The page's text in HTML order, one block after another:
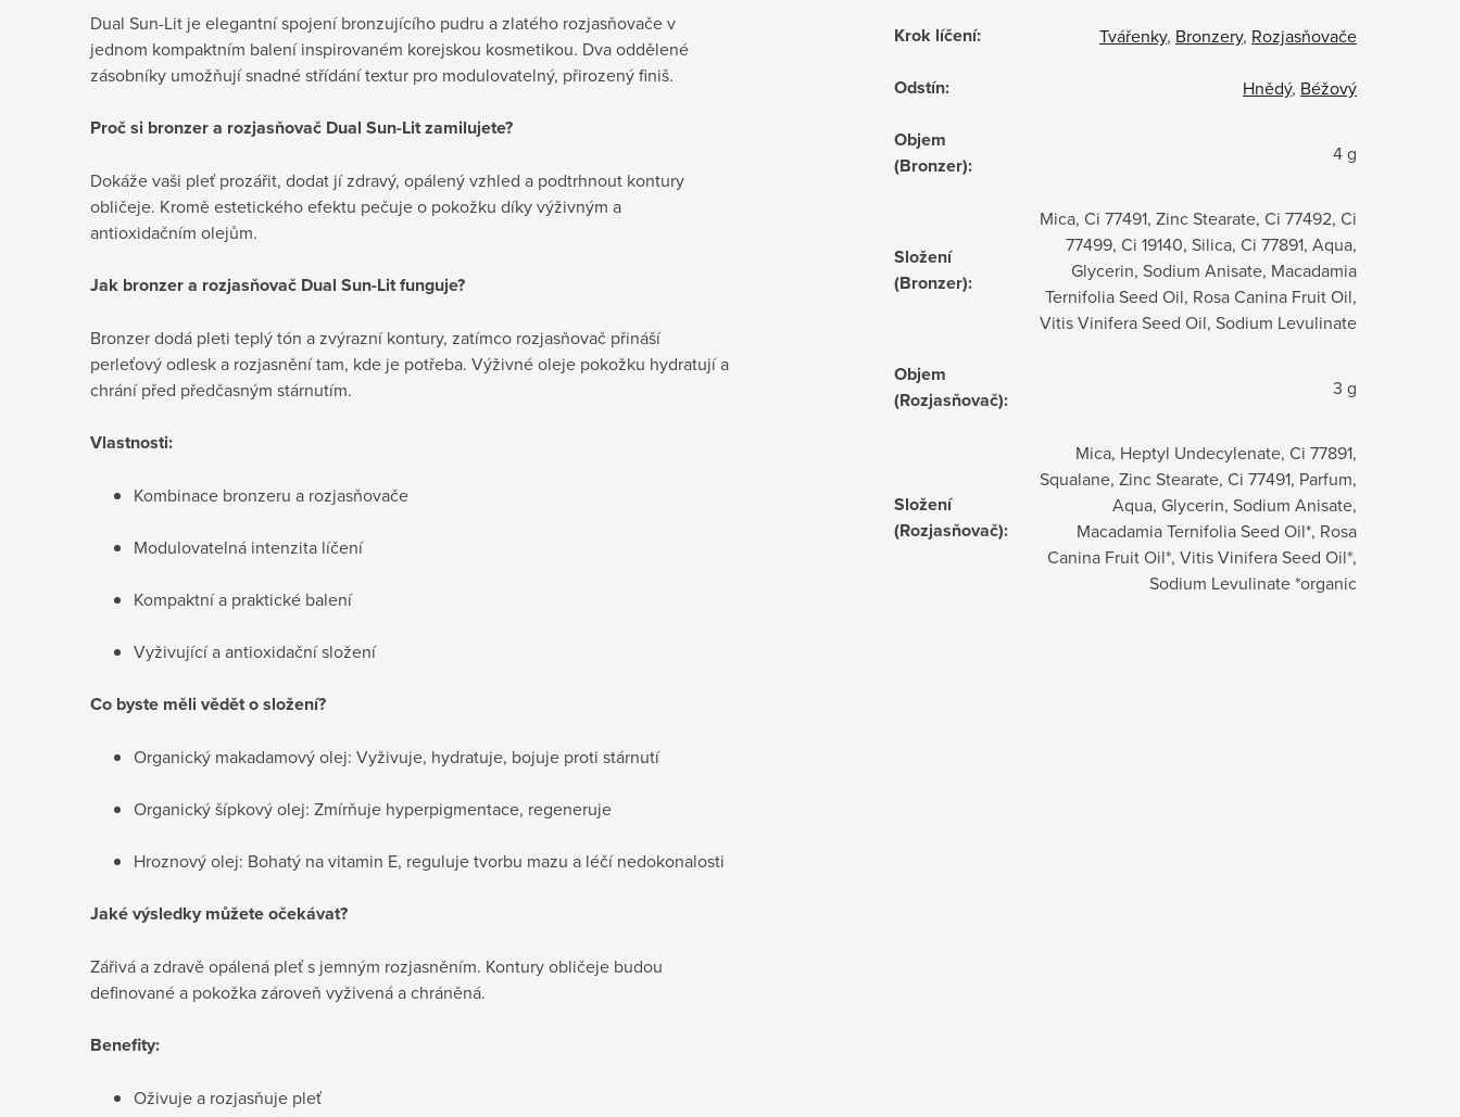
Dual Sun-Lit je elegantní spojení bronzujícího pudru a zlatého rozjasňovače v
jednom kompaktním balení inspirovaném korejskou kosmetikou. Dva oddělené
zásobníky umožňují snadné střídání textur pro modulovatelný, přirozený finiš.
Proč si bronzer a rozjasňovač Dual Sun-Lit zamilujete?
Dokáže vaši pleť prozářit, dodat jí zdravý, opálený vzhled a podtrhnout kontury
obličeje. Kromě estetického efektu pečuje o pokožku díky výživným a
antioxidačním olejům.
Jak bronzer a rozjasňovač Dual Sun-Lit funguje?
Bronzer dodá pleti teplý tón a zvýrazní kontury, zatímco rozjasňovač přináší
perleťový odlesk a rozjasnění tam, kde je potřeba. Výživné oleje pokožku hydratují a
chrání před předčasným stárnutím.
Vlastnosti:
Kombinace bronzeru a rozjasňovače
Modulovatelná intenzita líčení
Kompaktní a praktické balení
Vyživující a antioxidační složení
Co byste měli vědět o složení?
Organický makadamový olej: Vyživuje, hydratuje, bojuje proti stárnutí
Organický šípkový olej: Zmírňuje hyperpigmentace, regeneruje
Hroznový olej: Bohatý na vitamin E, reguluje tvorbu mazu a léčí nedokonalosti
Jaké výsledky můžete očekávat?
Zářivá a zdravě opálená pleť s jemným rozjasněním. Kontury obličeje budou
definované a pokožka zároveň vyživená a chráněná.
Benefity:
Oživuje a rozjasňuje pleť
Krok líčení: Tvářenky, Bronzery, Rozjasňovače
Odstín: Hnědý, Béžový
Objem
(Bronzer): 4 g
Složení
(Bronzer):
Mica, Ci 77491, Zinc Stearate, Ci 77492, Ci
77499, Ci 19140, Silica, Ci 77891, Aqua,
Glycerin, Sodium Anisate, Macadamia
Ternifolia Seed Oil, Rosa Canina Fruit Oil,
Vitis Vinifera Seed Oil, Sodium Levulinate
Objem
(Rozjasňovač): 3 g
Složení
(Rozjasňovač):
Mica, Heptyl Undecylenate, Ci 77891,
Squalane, Zinc Stearate, Ci 77491, Parfum,
Aqua, Glycerin, Sodium Anisate,
Macadamia Ternifolia Seed Oil*, Rosa
Canina Fruit Oil*, Vitis Vinifera Seed Oil*,
Sodium Levulinate *organic